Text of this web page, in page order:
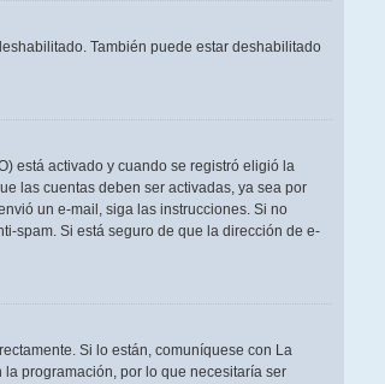
También puede estar deshabilitado
está activado y cuando se registró eligió la
las cuentas deben ser activadas, ya sea por
un e-mail, siga las instrucciones. Si no
spam. Si está seguro de que la dirección de e-
Si lo están, comuníquese con La
programación, por lo que necesitaría ser